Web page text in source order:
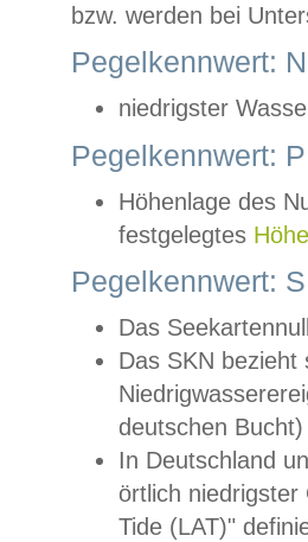
bzw. werden bei
Pegelkennwert:
niedrigster
Pegelkennwert:
Höhenlage des
festgelegtes
Pegelkennwert:
Das
Das SKN
deutschen
In Deutschland
örtlich
Tide (LAT)"